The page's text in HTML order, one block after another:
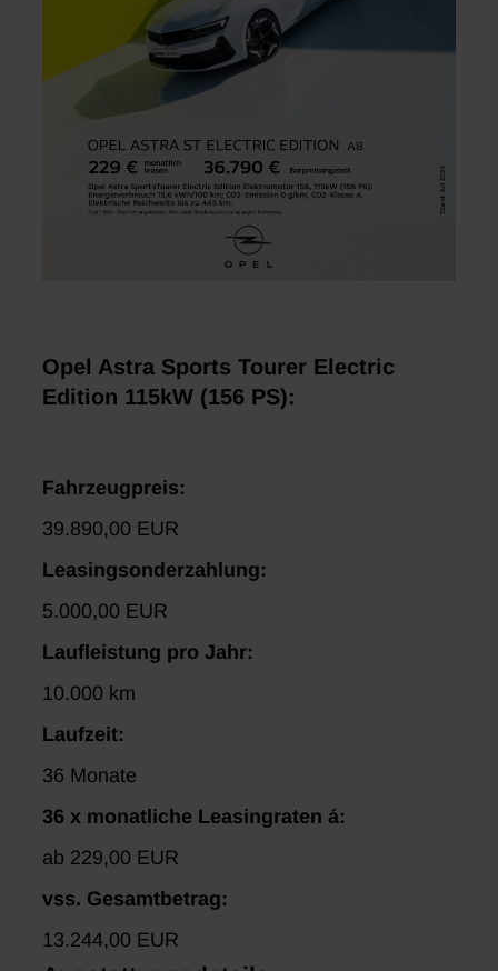
Opel Astra Sports Tourer Electric
Edition 115kW (156 PS):
Fahrzeugpreis:
39.890,00 EUR
Leasingsonderzahlung:
5.000,00 EUR
Laufleistung pro Jahr:
10.000 km
Laufzeit:
36 Monate
36 x monatliche Leasingraten á:
ab 229,00 EUR
vss. Gesamtbetrag:
13.244,00 EUR